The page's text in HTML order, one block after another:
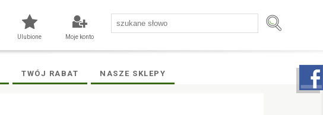
Moje konto
Ulubione
TWÓJ RABAT NASZE SKLEPY